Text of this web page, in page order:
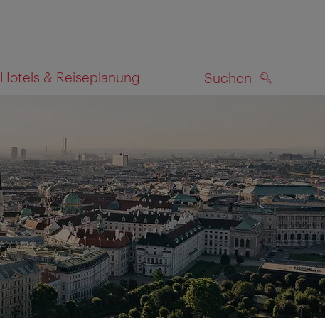
Hotels & Reiseplanung Suchen